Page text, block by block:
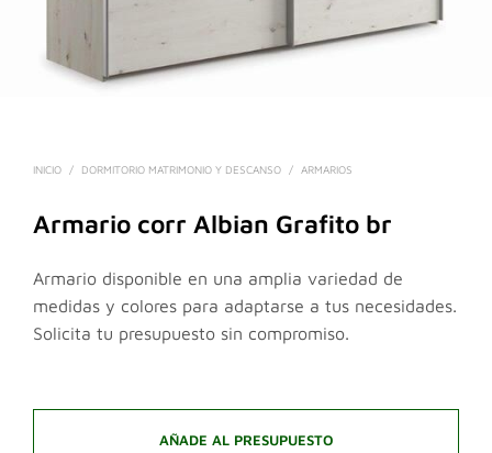
INICIO / DORMITORIO MATRIMONIO Y DESCANSO / ARMARIOS
Armario corr Albian Grafito br
Armario disponible en una amplia variedad de
medidas y colores para adaptarse a tus necesidades.
Solicita tu presupuesto sin compromiso.
AÑADE AL PRESUPUESTO